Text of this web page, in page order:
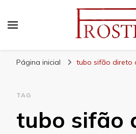
Página inicial tubo sifão direto
TAG
tubo sifão